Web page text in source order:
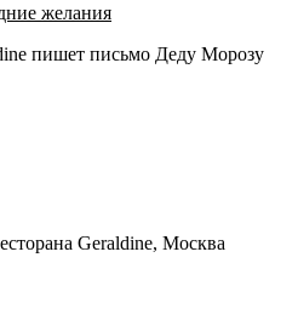
желания
пишет письмо Деду Морозу
Geraldine, Москва